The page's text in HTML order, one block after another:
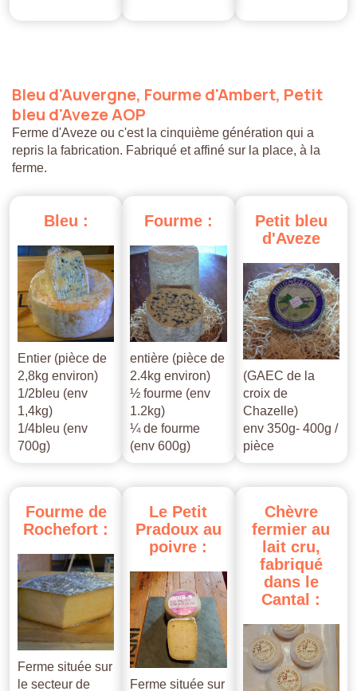
Bleu d'Auvergne, Fourmed'Ambert, Petit
bleu d'AvezeAOP
Ferme d'Aveze ou c'est la cinquième génération qui a
repris la fabrication. Fabriqué et affiné sur la place, à la
ferme.
Bleu :
Entier (pièce de
2,8kg environ)
1/2bleu (env
1,4kg)
1/4bleu (env
700g)
Fourme :
entière (pièce de
2.4kg environ)
½ fourme (env
1.2kg)
¼ de fourme
(env 600g)
Petit bleu
d'Aveze
(GAEC de la
croix de
Chazelle)
env 350g- 400g /
pièce
Fourme de
Rochefort :
Ferme située sur
le secteur de
Le Petit
Pradoux au
poivre :
Ferme située sur
Chèvre
fermier au
lait cru,
fabriqué
dans le
Cantal :